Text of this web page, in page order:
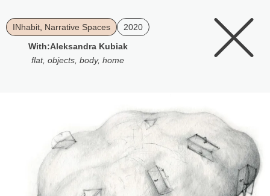
INhabit Narrative Spaces
2020
With:Aleksandra Kubiak
flat, objects body, home